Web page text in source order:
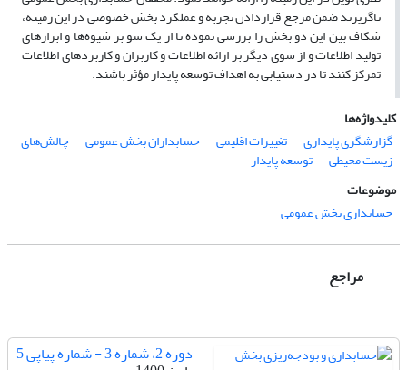
ناگزیرند ضمن مرجع قراردادن تجربه و عملکرد بخش خصوصی در این زمینه،
شکاف بین این دو بخش را بررسی نموده تا از یک سو بر شیوه‌ها و ابزارهای
تولید اطلاعات و از سوی دیگر بر ارائه اطلاعات و کاربران و کاربردهای اطلاعات
تمرکز کنند تا در دستیابی به اهداف توسعه پایدار مؤثر باشند.
کلیدواژه‌ها
گزارشگری پایداری
تغییرات اقلیمی حسابداران بخش عمومی چالش‌های
زیست محیطی
توسعه پایدار
موضوعات
حسابداری بخش عمومی
مراجع
دوره 2، شماره 3 - شماره پیاپی 5